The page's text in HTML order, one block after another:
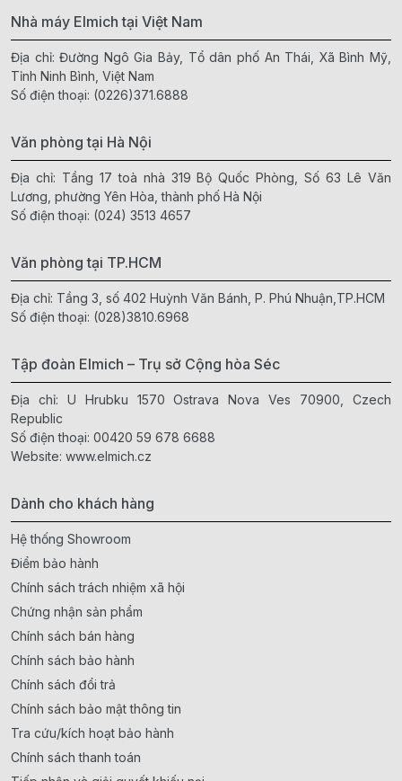
Nhà máy Elmich tại Việt Nam
Địa chỉ: Đường Ngô Gia Bảy, Tổ dân phố An Thái, Xã Bình Mỹ,
Tỉnh Ninh Bình, Việt Nam
Số điện thoại: (0226)371.6888
Văn phòng tại Hà Nội
Địa chỉ: Tầng 17 toà nhà 319 Bộ Quốc Phòng, Số 63 Lê Văn
Lương, phường Yên Hòa, thành phố Hà Nội
Số điện thoại: (024) 3513 4657
Văn phòng tại TP.HCM
Địa chỉ: Tầng 3, số 402 Huỳnh Văn Bánh, P. Phú Nhuận,TP.HCM
Số điện thoại: (028)3810.6968
Tập đoàn Elmich – Trụ sở Cộng hòa Séc
Địa chỉ: U Hrubku 1570 Ostrava Nova Ves 70900, Czech
Republic
Số điện thoại: 00420 59 678 6688
Website: www.elmich.cz
Dành cho khách hàng
Hệ thống Showroom
Điểm bảo hành
Chính sách trách nhiệm xã hội
Chứng nhận sản phẩm
Chính sách bán hàng
Chính sách bảo hành
Chính sách đổi trả
Chính sách bảo mật thông tin
Tra cứu/kích hoạt bảo hành
Chính sách thanh toán